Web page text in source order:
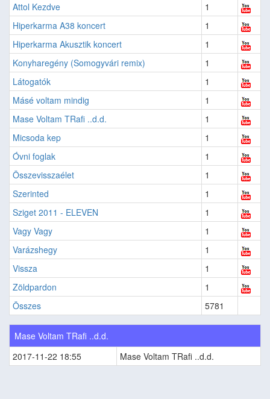
Attol Kezdve
1
Hiperkarma A38 koncert
1
Hiperkarma Akusztik koncert
1
Konyharegény (Somogyvári remix)
1
Látogatók
1
Másé voltam mindig
1
Mase Voltam TRafi ..d.d.
1
Micsoda kep
1
Óvni foglak
1
Összevisszaélet
1
Szerinted
1
Sziget 2011 - ELEVEN
1
Vagy Vagy
1
Varázshegy
1
Vissza
1
Zöldpardon
1
Összes
5781
Mase Voltam TRafi ..d.d.
2017-11-22 18:55
Mase Voltam TRafi ..d.d.